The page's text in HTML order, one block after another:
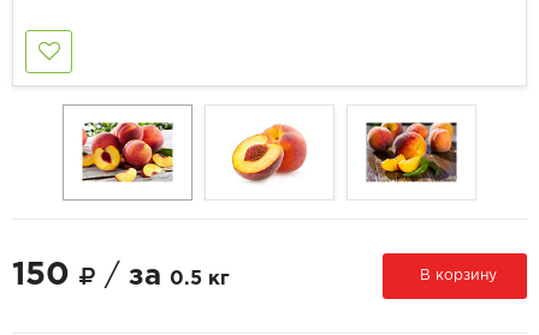
150 / за 0.5 кг В корзину